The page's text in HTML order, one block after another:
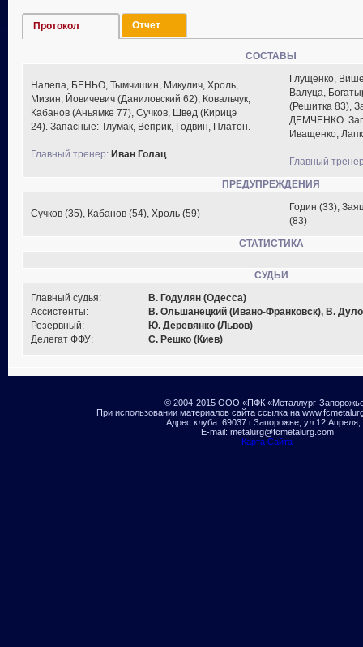
Протокол Отчет
СОСТАВЫ
Налепа, БЕНЬО, Тымчишин, Микулич, Хроль,
Мизин, Йовичевич (Даниловский 62), Ковальчук,
Кабанов (Аньямке 77), Сучков, Швед (Кирицэ
24). Запасные: Тлумак, Веприк, Годвин, Платон.
Главный тренер: Иван Голац
Глущенко,
Валуца,
(Решитка 83),
ДЕМЧЕНКО.
Иващенко,
Главный
ПРЕДУПРЕЖДЕНИЯ
Сучков (35), Кабанов (54), Хроль (59)
Годин (33),
(83)
СТАТИСТИКА
СУДЬИ
Главный судья:
Ассистенты:
Резервный:
Делегат ФФУ:
В. Годулян (Одесса)
В. Ольшанецкий (Ивано-Франковск), В.
Ю. Деревянко (Львов)
С. Решко (Киев)
© 2004-2015 ООО «ПФК «Металлург-
При использовании материалов сайта ссылка на
Адрес клуба: 69037 г.Запорожье, ул.12 Апреля,
E-mail: metalurg@fcmetalurg.com
Карта Сайта